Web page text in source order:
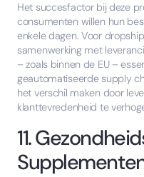
Het succesfactor bij deze
consumenten willen hun
enkele dagen. Voor
samenwerking met
– zoals binnen de EU –
geautomatiseerde supply
het verschil maken door
klanttevredenheid te
11.